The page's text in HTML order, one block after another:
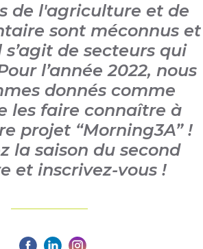
de l'agriculture et de
sont méconnus et
de secteurs qui
l’année 2022, nous
donnés comme
les faire connaître à
projet “Morning3A” !
la saison du second
et inscrivez-vous !